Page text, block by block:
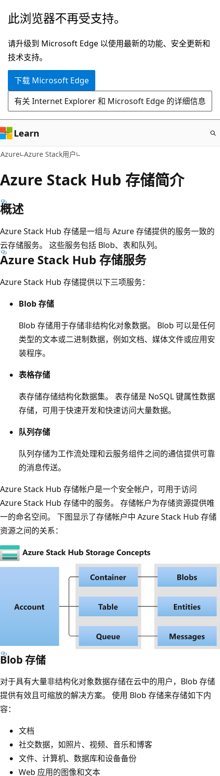
跳
主
要
内
此浏览器不再受支持。
请升级到 Microsoft Edge 以使用最新的功能、安全更新和
技术支持。
下载 Microsoft Edge
有关 Internet Explorer 和 Microsoft Edge 的详细信息
Learn
Azure Azure Stack用户
Azure Stack Hub 存储简介
概述
Azure Stack Hub 存储是一组与 Azure 存储提供的服务一致的
云存储服务。 这些服务包括 Blob、表和队列。
Azure Stack Hub 存储服务
Azure Stack Hub 存储提供以下三项服务：
Blob 存储
Blob 存储用于存储非结构化对象数据。 Blob 可以是任何
类型的文本或二进制数据，例如文档、媒体文件或应用安
装程序。
表格存储
表存储存储结构化数据集。 表存储是 NoSQL 键属性数据
存储，可用于快速开发和快速访问大量数据。
队列存储
队列存储为工作流处理和云服务组件之间的通信提供可靠
的消息传送。
Azure Stack Hub 存储帐户是一个安全帐户，可用于访问
Azure Stack Hub 存储中的服务。 存储帐户为存储资源提供唯
一的命名空间。 下图显示了存储帐户中 Azure Stack Hub 存储
资源之间的关系：
Blob 存储
对于具有大量非结构化对象数据存储在云中的用户，Blob 存储
提供有效且可缩放的解决方案。 使用 Blob 存储来存储如下内
容：
文档
社交数据，如照片、视频、音乐和博客
文件、计算机、数据库和设备备份
Web 应用的图像和文本